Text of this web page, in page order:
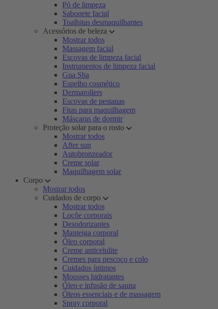
Pó de limpeza
Sabonete facial
Toalhitas desmaquilhantes
Acessórios de beleza
Mostrar todos
Massagem facial
Escovas de limpeza facial
Instrumentos de limpeza facial
Gua Sha
Espelho cosmético
Dermarollers
Escovas de pestanas
Fitas para maquilhagem
Máscaras de dormir
Proteção solar para o rosto
Mostrar todos
After sun
Autobronzeador
Creme solar
Maquilhagem solar
Corpo
Mostrar todos
Cuidados de corpo
Mostrar todos
Loçõe corporais
Desodorizantes
Manteiga corporal
Óleo corporal
Creme anticelulite
Cremes para pescoço e colo
Cuidados íntimos
Mousses hidratantes
Óleo e infusão de sauna
Óleos essenciais e de massagem
Spray corporal